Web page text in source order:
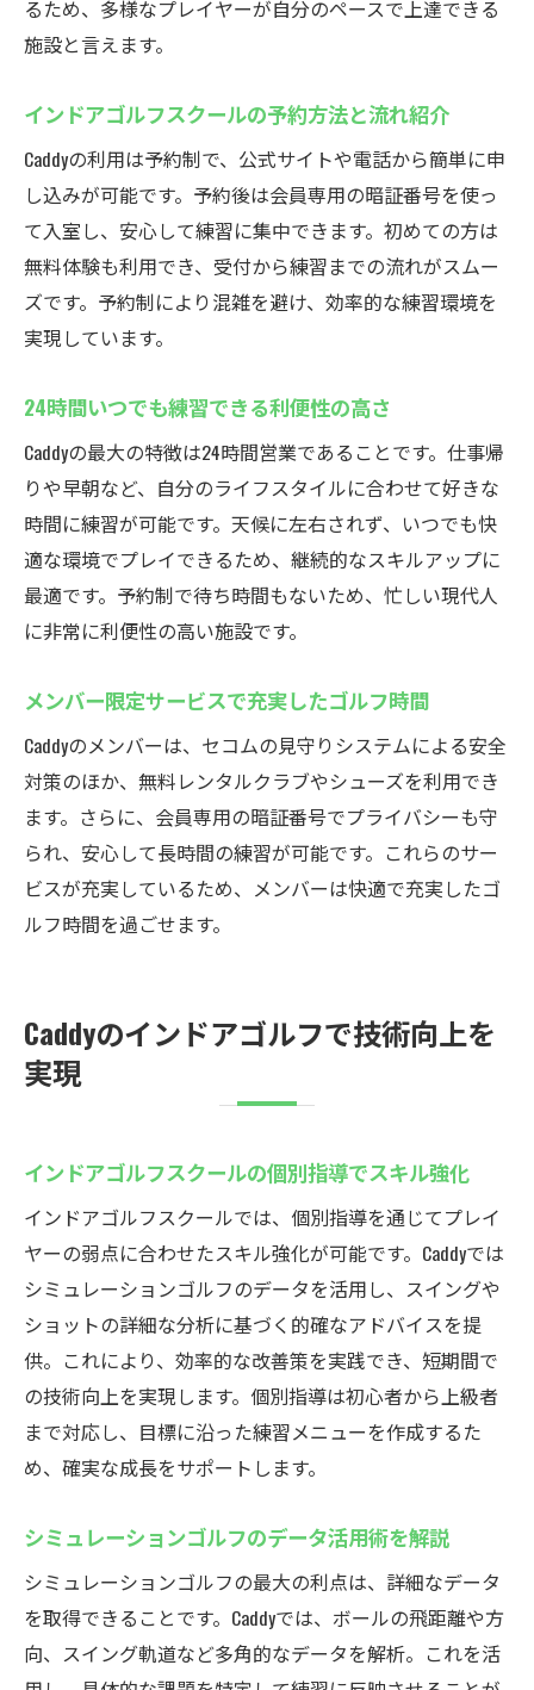
るため、多様なプレイヤーが自分のペースで上達できる
施設と言えます。
インドアゴルフスクールの予約方法と流れ紹介
Caddyの利用は予約制で、公式サイトや電話から簡単に申
し込みが可能です。予約後は会員専用の暗証番号を使っ
て入室し、安心して練習に集中できます。初めての方は
無料体験も利用でき、受付から練習までの流れがスムー
ズです。予約制により混雑を避け、効率的な練習環境を
実現しています。
24時間いつでも練習できる利便性の高さ
Caddyの最大の特徴は24時間営業であることです。仕事帰
りや早朝など、自分のライフスタイルに合わせて好きな
時間に練習が可能です。天候に左右されず、いつでも快
適な環境でプレイできるため、継続的なスキルアップに
最適です。予約制で待ち時間もないため、忙しい現代人
に非常に利便性の高い施設です。
メンバー限定サービスで充実したゴルフ時間
Caddyのメンバーは、セコムの見守りシステムによる安全
対策のほか、無料レンタルクラブやシューズを利用でき
ます。さらに、会員専用の暗証番号でプライバシーも守
られ、安心して長時間の練習が可能です。これらのサー
ビスが充実しているため、メンバーは快適で充実したゴ
ルフ時間を過ごせます。
Caddyのインドアゴルフで技術向上を
実現
インドアゴルフスクールの個別指導でスキル強化
インドアゴルフスクールでは、個別指導を通じてプレイ
ヤーの弱点に合わせたスキル強化が可能です。Caddyでは
シミュレーションゴルフのデータを活用し、スイングや
ショットの詳細な分析に基づく的確なアドバイスを提
供。これにより、効率的な改善策を実践でき、短期間で
の技術向上を実現します。個別指導は初心者から上級者
まで対応し、目標に沿った練習メニューを作成するた
め、確実な成長をサポートします。
シミュレーションゴルフのデータ活用術を解説
シミュレーションゴルフの最大の利点は、詳細なデータ
を取得できることです。Caddyでは、ボールの飛距離や方
向、スイング軌道など多角的なデータを解析。これを活